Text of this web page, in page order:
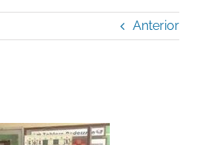
Anterior